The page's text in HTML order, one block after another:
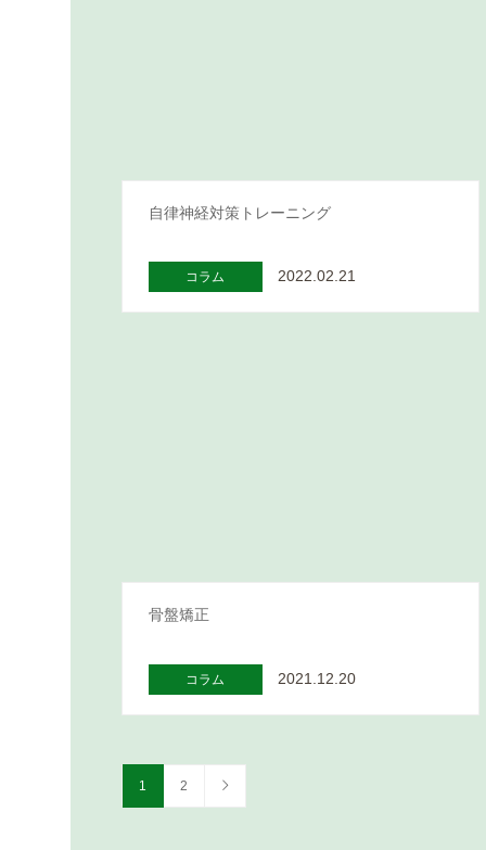
自律神経対策トレーニング
コラム 2022.02.21
骨盤矯正
コラム 2021.12.20
1 2